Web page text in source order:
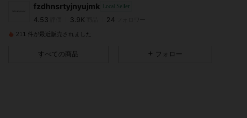
fzdhnsrtyjnyujmk Local Seller
4.53
3.9K
24
4.53
3.9K 24
4.53 3.9K
211 件が最近販売されました
すべての商品 フォロー